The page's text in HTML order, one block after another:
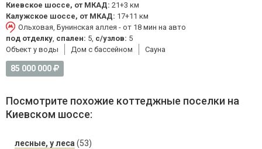
Киевское шоссе, от МКАД: 21+3 км
Калужское шоссе, от МКАД: 17+11 км
Ольховая, Бунинская аллея - от 18 мин на авто
под отделку, спален: 5, с/узлов: 5
Объект у воды
Дом с бассейном Cауна
85 000 000
Посмотрите похожие коттеджные поселки на
Киевском шоссе:
лесные, у леса (53)